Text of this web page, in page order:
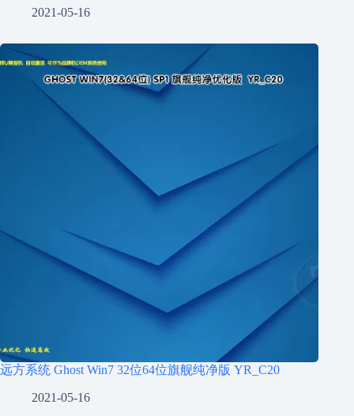
2021-05-16
远方系统 Ghost Win7 32位64位旗舰纯净版 YR_C20
2021-05-16